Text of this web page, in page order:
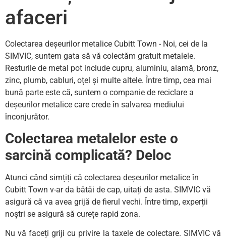
afaceri
Colectarea deșeurilor metalice Cubitt Town - Noi, cei de la
SIMVIC, suntem gata să vă colectăm gratuit metalele.
Resturile de metal pot include cupru, aluminiu, alamă, bronz,
zinc, plumb, cabluri, oțel și multe altele. Între timp, cea mai
bună parte este că, suntem o companie de reciclare a
deșeurilor metalice care crede în salvarea mediului
înconjurător.
Colectarea metalelor este o
sarcină complicată? Deloc
Atunci când simțiți că colectarea deșeurilor metalice în
Cubitt Town v-ar da bătăi de cap, uitați de asta. SIMVIC vă
asigură că va avea grijă de fierul vechi. Între timp, experții
noștri se asigură să curețe rapid zona.
Nu vă faceți griji cu privire la taxele de colectare. SIMVIC vă